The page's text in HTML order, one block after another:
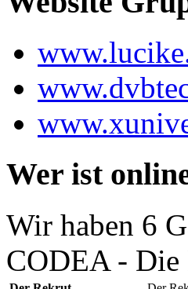
Wer ist
Wir haben 6
CODEA - Die